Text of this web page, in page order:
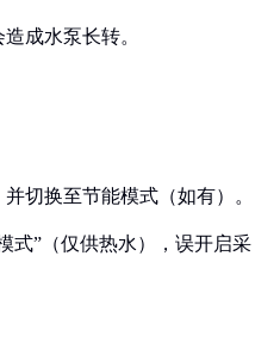
成水泵长转。
切换至节能模式（如有）。
式”（仅供热水），误开启采